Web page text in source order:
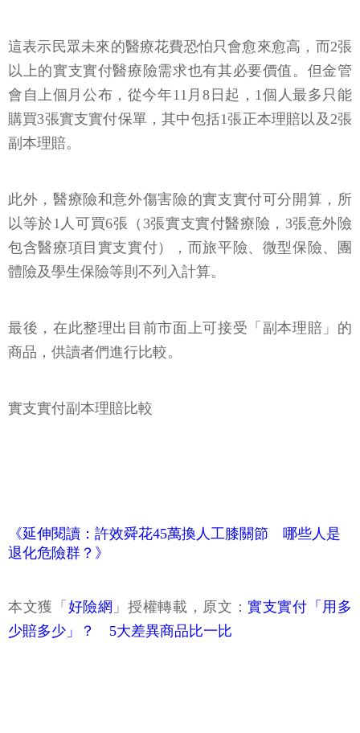
這表示民眾未來的醫療花費恐怕只會愈來愈高，而2張
以上的實支實付醫療險需求也有其必要價值。但金管
會自上個月公布，從今年11月8日起，1個人最多只能
購買3張實支實付保單，其中包括1張正本理賠以及2張
副本理賠。
此外，醫療險和意外傷害險的實支實付可分開算，所
以等於1人可買6張（3張實支實付醫療險，3張意外險
包含醫療項目實支實付），而旅平險、微型保險、團
體險及學生保險等則不列入計算。
最後，在此整理出目前市面上可接受「副本理賠」的
商品，供讀者們進行比較。
實支實付副本理賠比較
《延伸閱讀：許效舜花45萬換人工膝關節 哪些人是
退化危險群？》
本文獲「 好險網 」授權轉載，原文：實支實付「用多
少賠多少」？ 5大差異商品比一比